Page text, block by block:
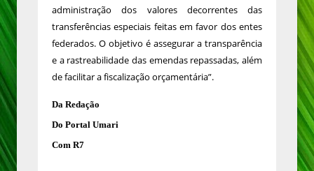
administração dos valores decorrentes das
transferências especiais feitas em favor dos entes
federados. O objetivo é assegurar a transparência
e a rastreabilidade das emendas repassadas, além
de facilitar a fiscalização orçamentária”.
Da Redação
Do Portal Umari
Com R7